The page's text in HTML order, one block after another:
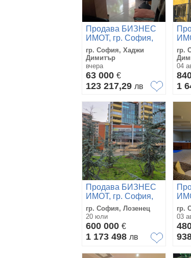
Продава БИЗНЕС
ИМОТ, гр. София,
Хаджи Димитър
гр. София, Хаджи
Димитър
вчера
63 000 €
123 217,29 лв
гр.
04
1
Продава БИЗНЕС
ИМОТ, гр. София,
Лозенец
гр. София, Лозенец
20 юли
600 000 €
1 173 498 лв
гр.
03